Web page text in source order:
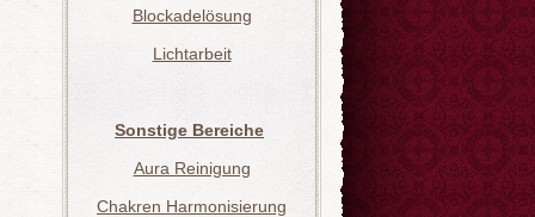
Blockadelösung
Lichtarbeit
Sonstige Bereiche
Aura Reinigung
Chakren Harmonisierung